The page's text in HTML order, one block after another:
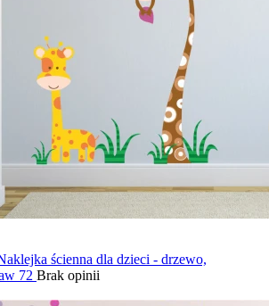
ścienna dla dzieci - drzewo,
72 Brak opinii